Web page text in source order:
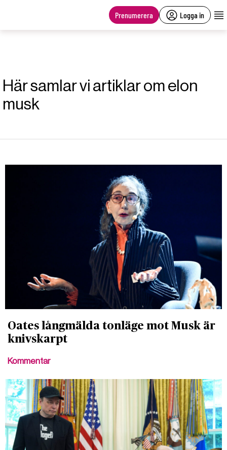
Prenumerera Logga in
Här samlar vi artiklar om elon
musk
Oates långmälda tonläge mot Musk är
knivskarpt
Kommentar